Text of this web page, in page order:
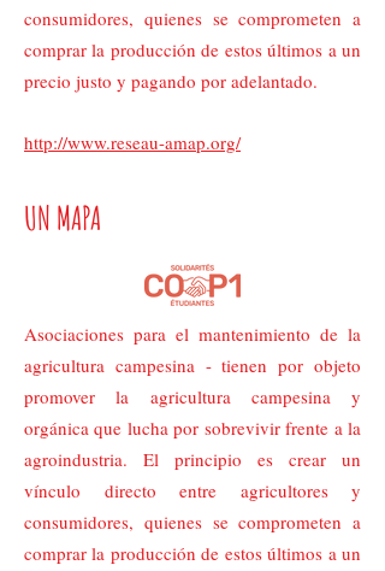
consumidores, quienes se comprometen a
comprar la producción de estos últimos a un
precio justo y pagando por adelantado.
http://www.reseau-amap.org/
UN MAPA
Asociaciones para el mantenimiento de la
agricultura campesina - tienen por objeto
promover la agricultura campesina y
orgánica que lucha por sobrevivir frente a la
agroindustria. El principio es crear un
vínculo directo entre agricultores y
consumidores, quienes se comprometen a
comprar la producción de estos últimos a un